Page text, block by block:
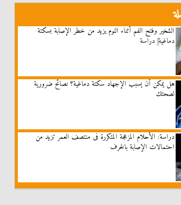
الشخير وفتح الفم أثناء النوم يزيد من خطر الإصابة بسكتة
دماغية| دراسة
هل يمكن أن يسبب الإجهاد سكتة دماغية؟ نصائح ضرورية
لصحتك
دراسة: الأحلام المزعجة المتكررة فى منتصف العمر تزيد من
احتمالات الإصابة بالخرف